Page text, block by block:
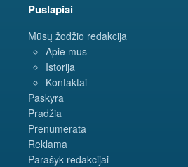
Puslapiai
Mūsų žodžio redakcija
Apie mus
Istorija
Kontaktai
Paskyra
Pradžia
Prenumerata
Reklama
Parašyk redakcijai